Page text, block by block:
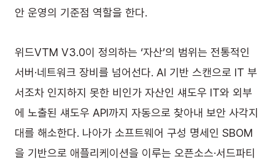
안 운영의 기준점 역할을 한다.
위드VTM V3.0이 정의하는 ‘자산’의 범위는 전통적인
서버·네트워크 장비를 넘어선다. AI 기반 스캔으로 IT 부
서조차 인지하지 못한 비인가 자산인 섀도우 IT와 외부
에 노출된 섀도우 API까지 자동으로 찾아내 보안 사각지
대를 해소한다. 나아가 소프트웨어 구성 명세인 SBOM
을 기반으로 애플리케이션을 이루는 오픈소스·서드파티